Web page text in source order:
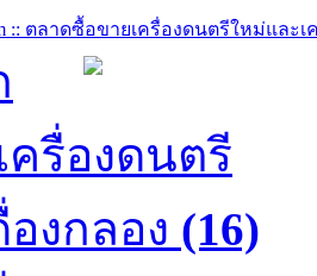
รื่องดนตรี
องกลอง (16)